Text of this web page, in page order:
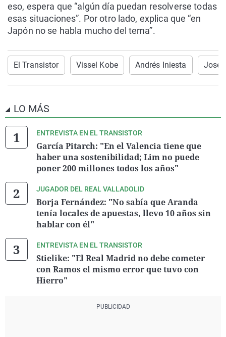
eso, espera que “algún día puedan resolverse todas
esas situaciones”. Por otro lado, explica que “en
Japón no se habla mucho del tema”.
El Transistor Vissel Kobe Andrés Iniesta José
LO MÁS
ENTREVISTA EN EL TRANSISTOR
García Pitarch: "En el Valencia tiene que
haber una sostenibilidad; Lim no puede
poner 200 millones todos los años"
JUGADOR DEL REAL VALLADOLID
Borja Fernández: "No sabía que Aranda
tenía locales de apuestas, llevo 10 años sin
hablar con él"
ENTREVISTA EN EL TRANSISTOR
Stielike: "El Real Madrid no debe cometer
con Ramos el mismo error que tuvo con
Hierro"